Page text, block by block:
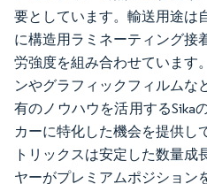
要としています。輸送用途は
に構造用ラミネーティング接
労強度を組み合わせています
ンやグラフィックフィルムな
有のノウハウを活用するSika
カーに特化した機会を提供し
トリックスは安定した数量
ヤーがプレミアムポジション